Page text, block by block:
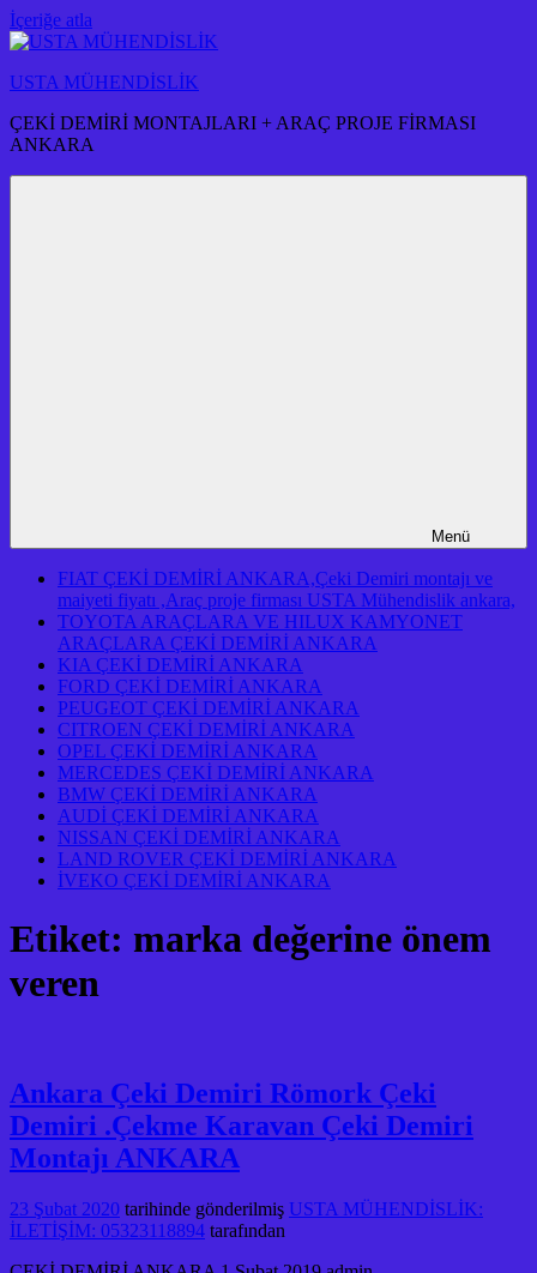
İçeriğe atla
USTA MÜHENDİSLİK
ÇEKİ DEMİRİ MONTAJLARI + ARAÇ PROJE FİRMASI
ANKARA
Menü
FIAT ÇEKİ DEMİRİ ANKARA,Çeki Demiri montajı ve
maiyeti fiyatı ,Araç proje firması USTA Mühendislik ankara,
TOYOTA ARAÇLARA VE HILUX KAMYONET
ARAÇLARA ÇEKİ DEMİRİ ANKARA
KIA ÇEKİ DEMİRİ ANKARA
FORD ÇEKİ DEMİRİ ANKARA
PEUGEOT ÇEKİ DEMİRİ ANKARA
CITROEN ÇEKİ DEMİRİ ANKARA
OPEL ÇEKİ DEMİRİ ANKARA
MERCEDES ÇEKİ DEMİRİ ANKARA
BMW ÇEKİ DEMİRİ ANKARA
AUDİ ÇEKİ DEMİRİ ANKARA
NISSAN ÇEKİ DEMİRİ ANKARA
LAND ROVER ÇEKİ DEMİRİ ANKARA
İVEKO ÇEKİ DEMİRİ ANKARA
Etiket: marka değerine önem
veren
Ankara Çeki Demiri Römork Çeki
Demiri .Çekme Karavan Çeki Demiri
Montajı ANKARA
23 Şubat 2020 tarihinde gönderilmiş USTA MÜHENDİSLİK:
İLETİŞİM: 05323118894 tarafından